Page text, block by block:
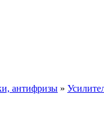
антифризы »